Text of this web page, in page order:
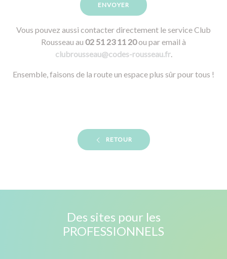
ENVOYER
Vous pouvez aussi contacter directement le service Club
Rousseau au 02 51 23 11 20ou par email à
clubrousseau@codes-rousseau.fr.
Ensemble, faisons de la route un espace plus sûr pour tous !
RETOUR
Des sites pour les
PROFESSIONNELS